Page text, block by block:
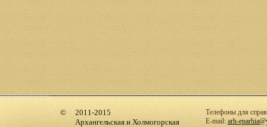
2011-2015
Архангельская и Холмогорская
Телефоны для
E-mail: arh-